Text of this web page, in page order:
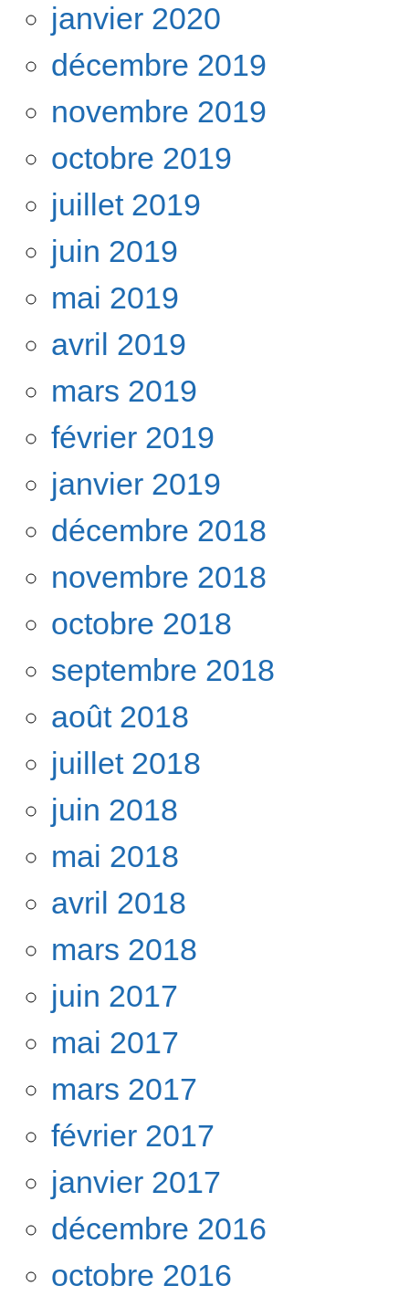
janvier 2020
décembre 2019
novembre 2019
octobre 2019
juillet 2019
juin 2019
mai 2019
avril 2019
mars 2019
février 2019
janvier 2019
décembre 2018
novembre 2018
octobre 2018
septembre 2018
août 2018
juillet 2018
juin 2018
mai 2018
avril 2018
mars 2018
juin 2017
mai 2017
mars 2017
février 2017
janvier 2017
décembre 2016
octobre 2016